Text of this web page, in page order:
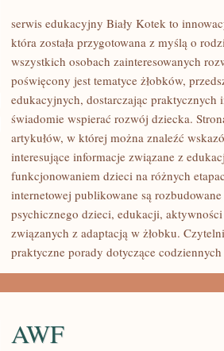
ROZWÓJ
DZIECKA
serwis edukacyjny Biały Kotek to
która została przygotowana z myślą o
wszystkich osobach zainteresowanych
poświęcony jest tematyce żłobków,
edukacyjnych, dostarczając
świadomie wspierać rozwój dziecka.
artykułów, w której można znaleźć
interesujące informacje związane z
funkcjonowaniem dzieci na różnych
internetowej publikowane są
psychicznego dzieci, edukacji,
związanych z adaptacją w żłobku.
praktyczne porady dotyczące
AWF